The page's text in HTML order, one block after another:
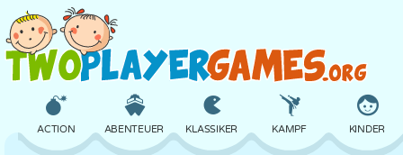
ACTION ABENTEUER KLASSIKER KAMPF KINDER